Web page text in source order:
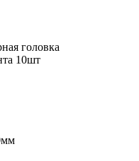
головка
10шт